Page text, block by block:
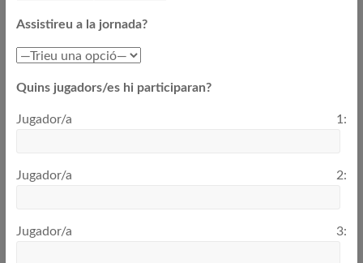
Assistireu a la jornada?
Quins jugadors/es hi participaran?
Jugador/a 1:
Jugador/a 2:
Jugador/a 3: